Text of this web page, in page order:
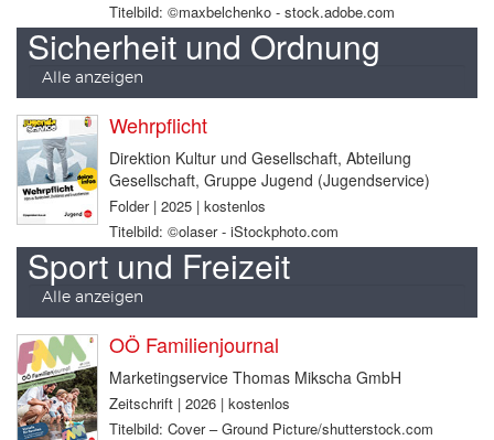
Titelbild: ©maxbelchenko - stock.adobe.com
Sicherheit und Ordnung
Alle anzeigen
Wehrpflicht
Direktion Kultur und Gesellschaft, Abteilung
Gesellschaft, Gruppe Jugend (Jugendservice)
Folder | 2025 | kostenlos
Titelbild: ©olaser - iStockphoto.com
Sport und Freizeit
Alle anzeigen
OÖ Familienjournal
Marketingservice Thomas Mikscha GmbH
Zeitschrift | 2026 | kostenlos
Titelbild: Cover – Ground Picture/shutterstock.com